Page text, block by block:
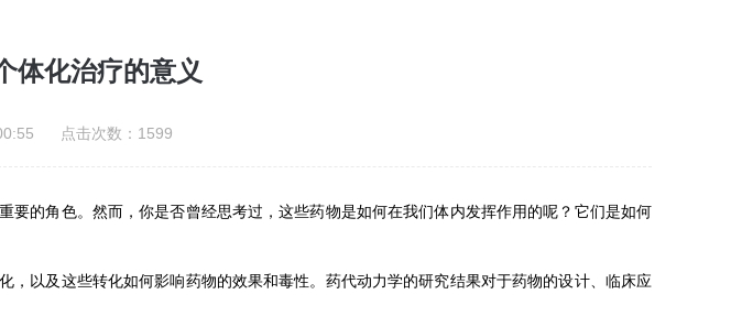
体化治疗的意义
点击次数：1599
的角色。然而，你是否曾经思考过，这些药物是如何在我们体内发挥作用的呢？它们是如何
以及这些转化如何影响药物的效果和毒性。药代动力学的研究结果对于药物的设计、临床应